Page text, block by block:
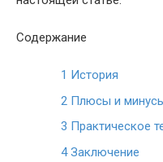
Содержание
1 История
2 Плюсы и
3 Практическое
4Заключение